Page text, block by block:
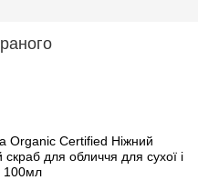
Organic Certified Ніжний
для обличчя для сухої і
100мл